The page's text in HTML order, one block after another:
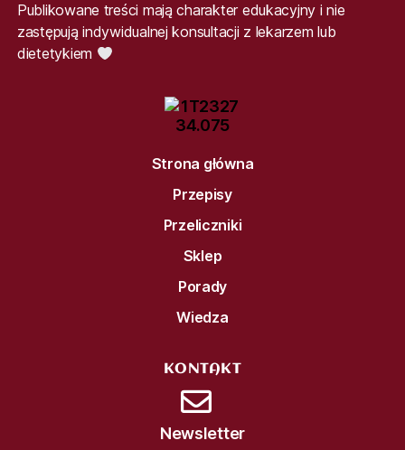
Publikowane treści mają charakter edukacyjny i nie
zastępują indywidualnej konsultacji z lekarzem lub
dietetykiem
Strona główna
Przepisy
Przeliczniki
Sklep
Porady
Wiedza
KONTAKT
Newsletter